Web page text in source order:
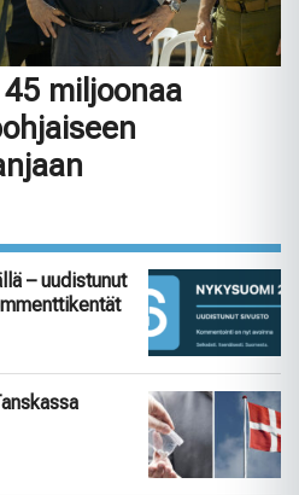
45 miljoonaa
– uudistunut